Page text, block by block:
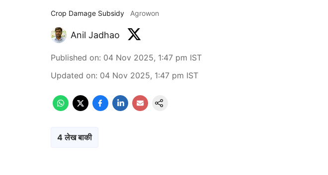
Crop Damage Subsidy Agrowon
Anil Jadhao
Published on: 04 Nov 2025, 1:47 pm IST
Updated on: 04 Nov 2025, 1:47 pm IST
4 लेख बाकी